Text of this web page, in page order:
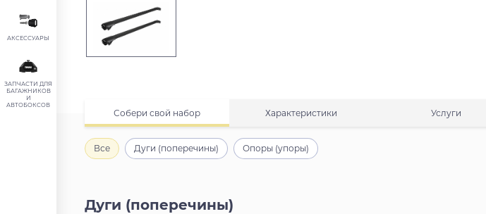
АКСЕССУАРЫ
ЗАПЧАСТИ ДЛЯ
БАГАЖНИКОВ
И
АВТОБОКСОВ
Собери свой набор Характеристики Услуги
Все Дуги (поперечины) Опоры (упоры)
Дуги (поперечины)